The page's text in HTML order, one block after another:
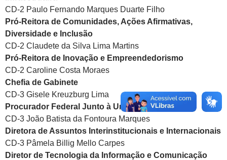
CD-2 Paulo Fernando Marques Duarte Filho
Pró-Reitora de Comunidades, Ações Afirmativas,
Diversidade e Inclusão
CD-2 Claudete da Silva Lima Martins
Pró-Reitora de Inovação e Empreendedorismo
CD-2 Caroline Costa Moraes
Chefia de Gabinete
CD-3 Gisele Kreuzburg Lima
Procurador Federal Junto à Unipampa
CD-3 João Batista da Fontoura Marques
Diretora de Assuntos Interinstitucionais e Internacionais
CD-3 Pâmela Billig Mello Carpes
Diretor de Tecnologia da Informação e Comunicação